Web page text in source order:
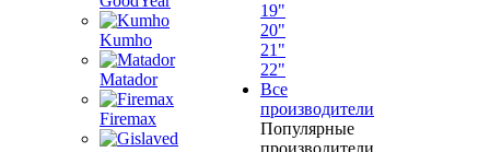
Kumho
Matador
Firemax
19"
20"
21"
22"
Все
производители
Популярные
производители